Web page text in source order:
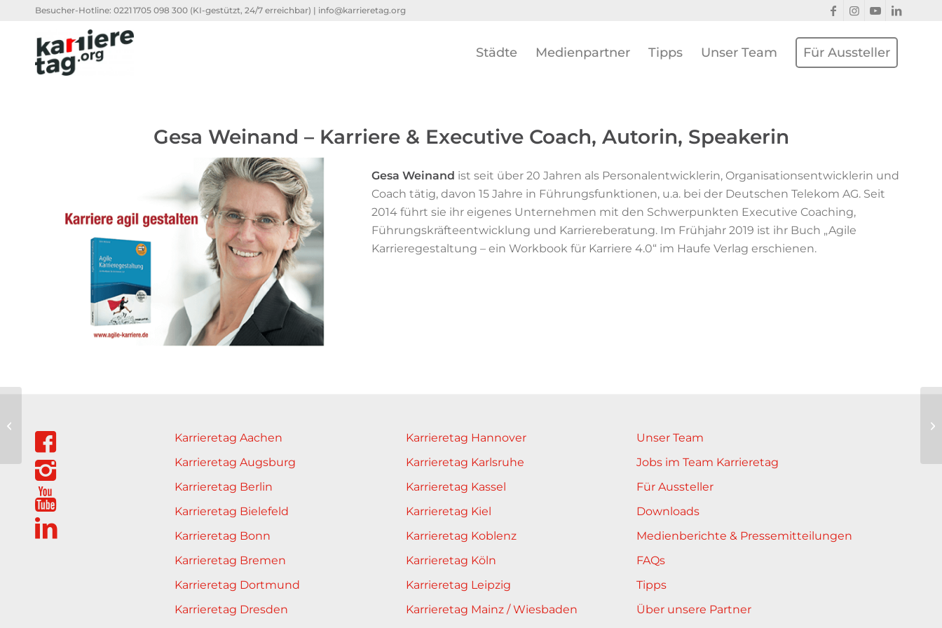
Besucher-Hotline: 0221 1705 098 300 (KI-gestützt, 24/7 erreichbar) | info@karrieretag.org
Städte Medienpartner Tipps Unser Team Für Aussteller
Gesa Weinand – Karriere & Executive Coach, Autorin, Speakerin
Gesa Weinand ist seit über 20 Jahren als Personalentwicklerin, Organisationsentwicklerin und
Coach tätig, davon 15 Jahre in Führungsfunktionen, u.a. bei der Deutschen Telekom AG. Seit
2014 führt sie ihr eigenes Unternehmen mit den Schwerpunkten Executive Coaching,
Führungskräfteentwicklung und Karriereberatung. Im Frühjahr 2019 ist ihr Buch „Agile
Karrieregestaltung – ein Workbook für Karriere 4.0“ im Haufe Verlag erschienen.
Karrieretag Aachen
Karrieretag Augsburg
Karrieretag Berlin
Karrieretag Bielefeld
Karrieretag Bonn
Karrieretag Bremen
Karrieretag Dortmund
Karrieretag Dresden
Karrieretag Hannover
Karrieretag Karlsruhe
Karrieretag Kassel
Karrieretag Kiel
Karrieretag Koblenz
Karrieretag Köln
Karrieretag Leipzig
Karrieretag Mainz / Wiesbaden
Unser Team
Jobs im Team Karrieretag
Für Aussteller
Downloads
Medienberichte & Pressemitteilungen
FAQs
Tipps
Über unsere Partner
Hessen